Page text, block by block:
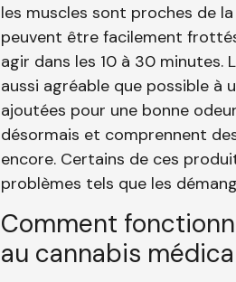
les muscles sont proches de
peuvent être facilement
agir dans les 10 à 30
aussi agréable que possible à
ajoutées pour une bonne
désormais et comprennent
encore. Certains de ces
problèmes tels que les
Comment
au cannabis